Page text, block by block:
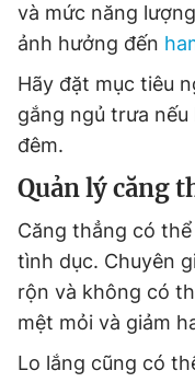
và mức năng
ảnh hưởng đến
Hãy đặt mục tiêu
gắng ngủ trưa
đêm.
Quản lý căng
Căng thẳng có
tình dục. Chuyên
rộn và không có
mệt mỏi và giảm
Lo lắng cũng có